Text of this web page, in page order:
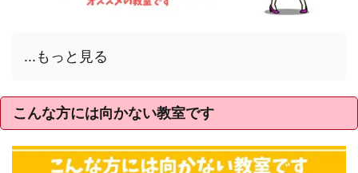
...もっと見る
こんな方には向かない教室です